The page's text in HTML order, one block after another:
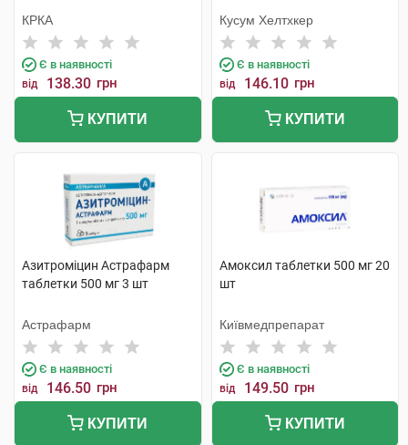
КРКА
Є в наявності
від 138.30 грн
КУПИТИ
Кусум Хелтхкер
Є в наявності
від 146.10 грн
КУПИТИ
Азитроміцин Астрафарм
таблетки 500 мг 3 шт
Астрафарм
Є в наявності
від 146.50 грн
КУПИТИ
Амоксил таблетки 500 мг 20
шт
Київмедпрепарат
Є в наявності
від 149.50 грн
КУПИТИ